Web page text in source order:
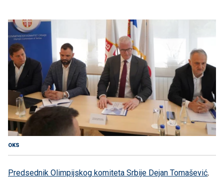
OKS
Predsednik Olimpijskog komiteta Srbije Dejan Tomašević,